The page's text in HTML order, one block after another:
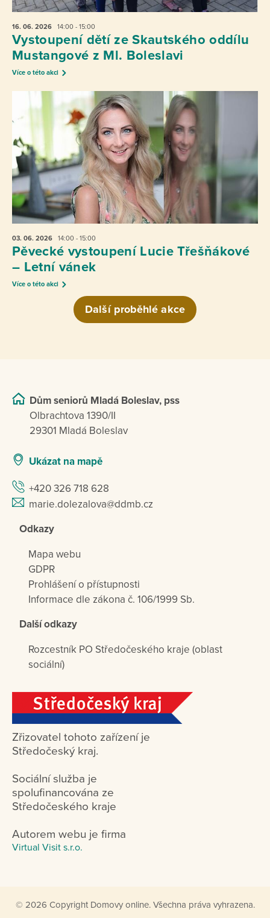
16. 06. 2026 14:00 - 15:00
Vystoupení dětí ze Skautského oddílu
Mustangové z Ml. Boleslavi
Více o této akci
03. 06. 2026 14:00 - 15:00
Pěvecké vystoupení Lucie Třešňákové
– Letní vánek
Více o této akci
Další proběhlé akce
Dům seniorů Mladá Boleslav, pss
Olbrachtova 1390/II
29301 Mladá Boleslav
Ukázat na mapě
+420 326 718 628
marie.dolezalova@ddmb.cz
Odkazy
Mapa webu
GDPR
Prohlášení o přístupnosti
Informace dle zákona č. 106/1999 Sb.
Další odkazy
Rozcestník PO Středočeského kraje (oblast
sociální)
Zřizovatel tohoto zařízení je
Středočeský kraj.
Sociální služba je
spolufinancována ze
Středočeského kraje
Autorem webu je firma
Virtual Visit s.r.o.
© 2026 Copyright Domovy online. Všechna práva vyhrazena.